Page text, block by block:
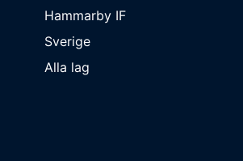
Hammarby IF
Sverige
Alla lag